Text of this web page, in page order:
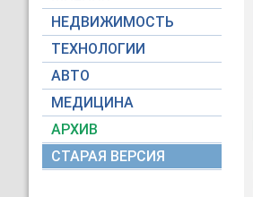
НЕДВИЖИМОСТЬ
ТЕХНОЛОГИИ
АВТО
МЕДИЦИНА
АРХИВ
СТАРАЯ ВЕРСИЯ